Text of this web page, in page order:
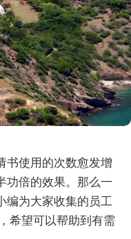
书使用的次数愈发增
功倍的效果。那么一
编为大家收集的员工
希望可以帮助到有需